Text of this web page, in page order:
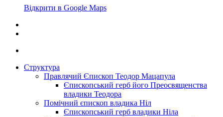
Відкрити в Google Maps
Структура
Правлячий Єпископ Теодор Мацапула
Єпископський герб його Преосвященства
владики Теодора
Помічний єпископ владика Ніл
Єпископський герб владики Ніла